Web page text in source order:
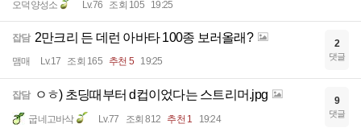
오덕양성소 Lv.76 조회 105 19:25
잡담 2만크리 든 데런 아바타 100종 보러올래?
맴매 Lv.17 조회 165 추천 5 19:25
2
댓글
잡담 ㅇㅎ) 초딩때부터 d컵이었다는 스트리머.jpg
굽네고바삭 Lv.77 조회 812 추천 1 19:24
9
댓글